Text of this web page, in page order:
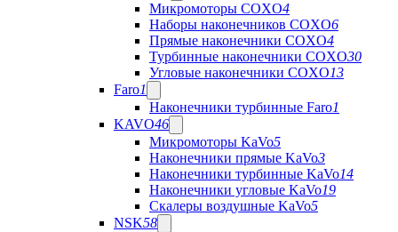
Микромоторы COXO4
Наборы наконечников COXO6
Прямые наконечники COXO4
Турбинные наконечники COXO30
Угловые наконечники COXO13
Faro1
Наконечники турбинные Faro1
KAVO46
Микромоторы KaVo5
Наконечники прямые KaVo3
Наконечники турбинные KaVo14
Наконечники угловые KaVo19
Скалеры воздушные KaVo5
NSK58